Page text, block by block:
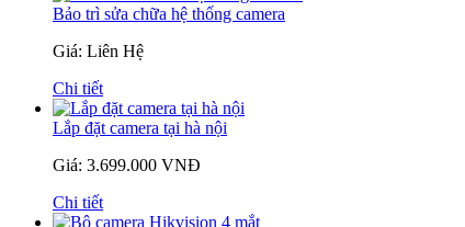
Bảo trì sửa chữa hệ thống camera
Giá: Liên Hệ
Chi tiết
Lắp đặt camera tại hà nội
Giá: 3.699.000 VNĐ
Chi tiết